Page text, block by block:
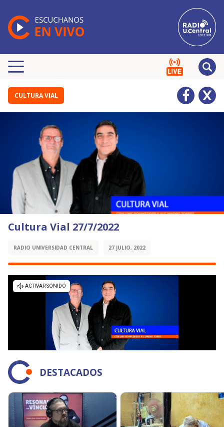
CULTURA VIAL
Cultura Vial 27/7/2022
RADIO UNIVERSIDAD CENTRAL 27 JULIO, 2022
DESTACADOS